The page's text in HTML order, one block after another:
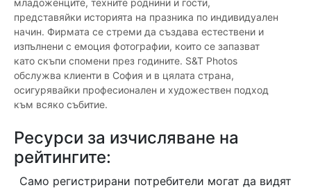
младоженците, техните роднини и гости,
представяйки историята на празника по индивидуален
начин. Фирмата се стреми да създава естествени и
изпълнени с емоция фотографии, които се запазват
като скъпи спомени през годините. S&T Photos
обслужва клиенти в София и в цялата страна,
осигурявайки професионален и художествен подход
към всяко събитие.
Ресурси за изчисляване на
рейтингите:
Само регистрирани потребители могат да видят